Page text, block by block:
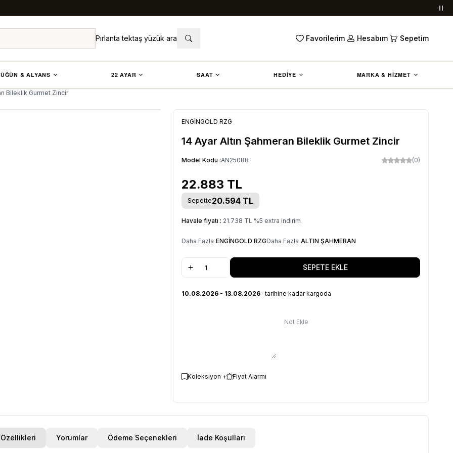
Pırlanta tektaş yüzük ara Favorilerim Hesabım Sepetim
& ALYANS 22 AYAR SAAT HEDİYE MARKA & HİZMET
Bileklik Gurmet Zincir
ENGİNGOLD RZG
14 Ayar Altın Şahmeran Bileklik Gurmet Zincir
Model Kodu :AN25088 (0)
22.883 TL
Sepette20.594 TL
Havale fiyatı : 21.738 TL %5 extra indirim
Daha Fazla ENGİNGOLD RZGDaha Fazla ALTIN ŞAHMERAN
SEPETE EKLE
10.08.2026 - 13.08.2026 tarihine kadar kargoda
Not Ekle
Koleksiyon + Fiyat Alarmı
Yorumlar Ödeme Seçenekleri İade Koşulları